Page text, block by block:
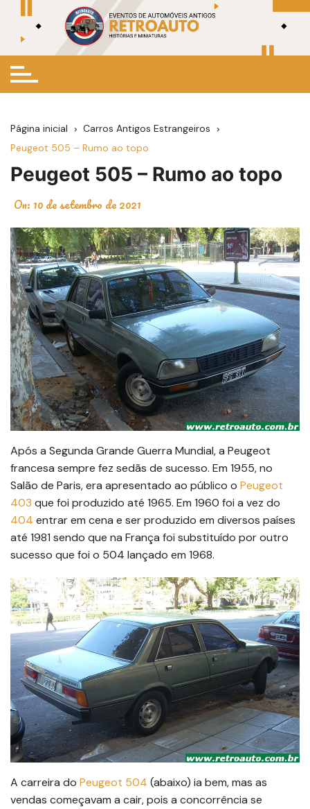
conteúdo
Página inicial
Carros Antigos Estrangeiros
Peugeot 505 – Rumo ao topo
Peugeot 505 – Rumo ao topo
On: 10 de setembro de 2021
Após a Segunda Grande Guerra Mundial, a Peugeot
francesa sempre fez sedãs de sucesso. Em 1955, no
Salão de Paris, era apresentado ao público o Peugeot
403 que foi produzido até 1965. Em 1960 foi a vez do
404 entrar em cena e ser produzido em diversos países
até 1981 sendo que na França foi substituído por outro
sucesso que foi o 504 lançado em 1968.
A carreira do Peugeot 504 (abaixo) ia bem, mas as
vendas começavam a cair, pois a concorrência se